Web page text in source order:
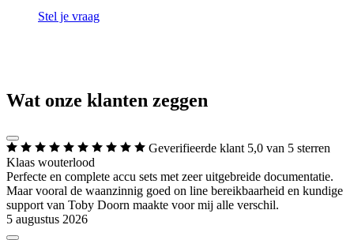
Stel je vraag
Wat onze klanten zeggen
Geverifieerde klant 5,0 van 5 sterren
Klaas wouterlood
Perfecte en complete accu sets met zeer uitgebreide documentatie.
Maar vooral de waanzinnig goed on line bereikbaarheid en kundige
support van Toby Doorn maakte voor mij alle verschil.
5 augustus 2026